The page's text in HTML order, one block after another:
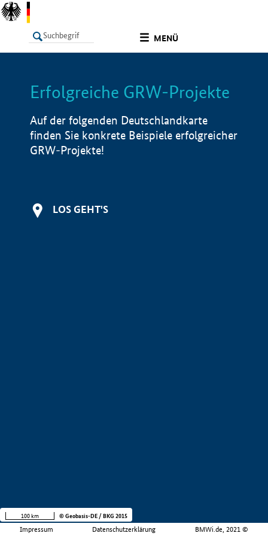
MENÜ
LISTE Info
Erfolgreiche GRW-Projekte
Auf der folgenden Deutschlandkarte
finden Sie konkrete Beispiele erfolgreicher
GRW-Projekte!
LOS GEHT'S
Impressum Datenschutzerklärung BMWi.de, 2021 ©
100 km © Geobasis-DE / BKG 2015